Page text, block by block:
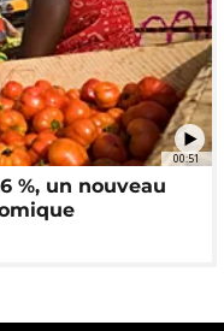
00:51
%, un nouveau